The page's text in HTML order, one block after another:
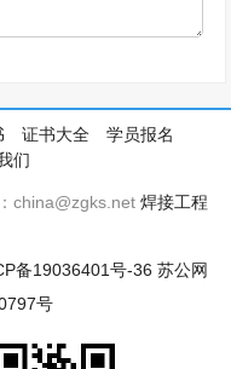
证书大全
学员报名
们
china@zgks.net焊接工程
备19036401号-36 苏公网
号